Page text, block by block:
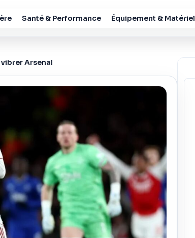
Santé & Performance Équipement & Matériel
Arsenal